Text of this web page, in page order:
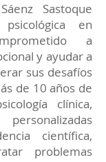
Sastoque
en
a
y ayudar a
sus desafíos
de 10 años de
clínica,
científica,
problemas